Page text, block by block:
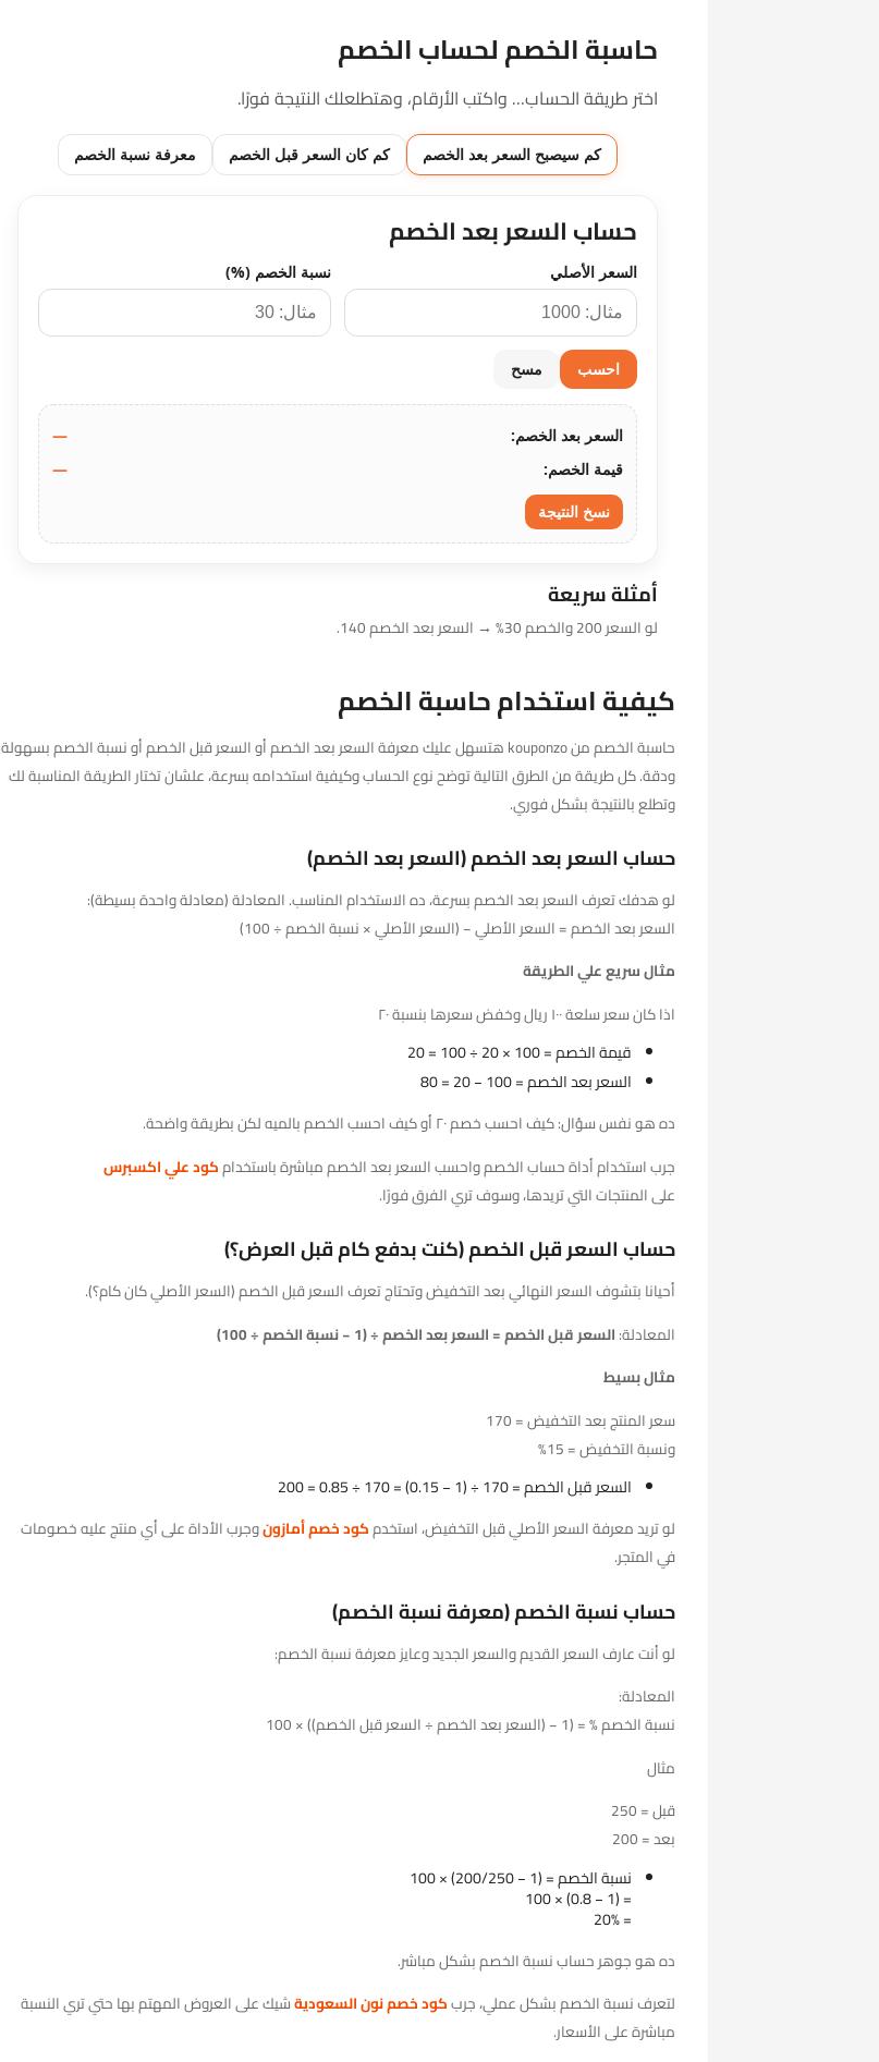
حاسبة الخصم لحساب الخصم
اختر طريقة الحساب… واكتب الأرقام، وهتطلعلك النتيجة فورًا.
كم سيصبح السعر بعد الخصم كم كان السعر قبل الخصم معرفة نسبة الخصم
حساب السعر بعد الخصم
السعر الأصلي نسبة الخصم (%)
احسب مسح
السعر بعد الخصم:
—
قيمة الخصم:
—
نسخ النتيجة
أمثلة سريعة
لو السعر 200 والخصم 30% → السعر بعد الخصم 140.
كيفية استخدام حاسبة الخصم
حاسبة الخصم من kouponzo هتسهل عليك معرفة السعر بعد الخصم أو السعر قبل الخصم أو نسبة الخصم بسهولة
ودقة. كل طريقة من الطرق التالية توضح نوع الحساب وكيفية استخدامه بسرعة، علشان تختار الطريقة المناسبة لك
وتطلع بالنتيجة بشكل فوري.
حساب السعر بعد الخصم (السعر بعد الخصم)
لو هدفك تعرف السعر بعد الخصم بسرعة، ده الاستخدام المناسب. المعادلة (معادلة واحدة بسيطة):
السعر بعد الخصم = السعر الأصلي − (السعر الأصلي × نسبة الخصم ÷ 100)
مثال سريع علي الطريقة
اذا كان سعر سلعة ١٠٠ ريال وخفض سعرها بنسبة ٢٠
قيمة الخصم = 100 × 20 ÷ 100 = 20
السعر بعد الخصم = 100 − 20 = 80
ده هو نفس سؤال: كيف احسب خصم ٢٠ أو كيف احسب الخصم بالميه لكن بطريقة واضحة.
جرب استخدام أداة حساب الخصم واحسب السعر بعد الخصم مباشرة باستخدامكود علي اكسبرس
على المنتجات التي تريدها، وسوف تري الفرق فورًا.
حساب السعر قبل الخصم (كنت بدفع كام قبل العرض؟)
أحيانا بتشوف السعر النهائي بعد التخفيض وتحتاج تعرف السعر قبل الخصم (السعر الأصلي كان كام؟).
المعادلة:السعر قبل الخصم = السعر بعد الخصم ÷ (1 − نسبة الخصم ÷ 100)
مثال بسيط
سعر المنتج بعد التخفيض = 170
ونسبة التخفيض = 15%
السعر قبل الخصم = 170 ÷ (1 − 0.15) = 170 ÷ 0.85 = 200
لو تريد معرفة السعر الأصلي قبل التخفيض، استخدمكود خصم أمازونوجرب الأداة على أي منتج عليه خصومات
في المتجر.
حساب نسبة الخصم (معرفة نسبة الخصم)
لو أنت عارف السعر القديم والسعر الجديد وعايز معرفة نسبة الخصم:
المعادلة:
نسبة الخصم % = (1 − (السعر بعد الخصم ÷ السعر قبل الخصم)) × 100
مثال
قبل = 250
بعد = 200
نسبة الخصم = (1 − 200/250) × 100
= (1 − 0.8) × 100
= 20%
ده هو جوهر حساب نسبة الخصم بشكل مباشر.
لتعرف نسبة الخصم بشكل عملي، جربكود خصم نون السعوديةشيك على العروض المهتم بها حتي تري النسبة
مباشرة على الأسعار.